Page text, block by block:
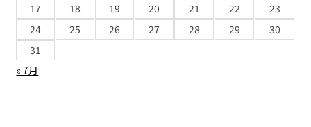
« 7月
17
18 19 20 21 22
23
24
25 26 27 28 29
30
31